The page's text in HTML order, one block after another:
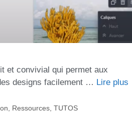
et convivial qui permet aux
designs facilement … Lire plus
Ressources, TUTOS